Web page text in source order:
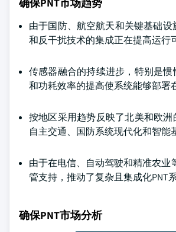
由于国防、航空航天和关键基础
和反干扰技术的集成正在提高运行
传感器融合的持续进步，特别是
和功耗效率的提高使系统能够部署
按地区采用趋势反映了北美和欧
自主交通、国防系统现代化和智能
由于在电信、自动驾驶和精准农
管支持，推动了复杂且集成化PNT
确保PNT市场分析